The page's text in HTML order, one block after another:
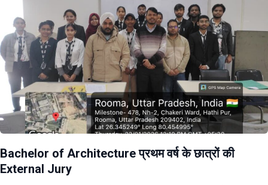
Bachelor of Architecture प्रथम वर्ष के छात्रों की
External Jury